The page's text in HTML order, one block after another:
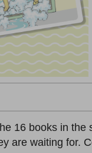
16 books in
are waiting for.